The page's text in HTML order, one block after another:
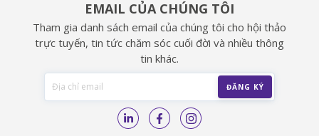
EMAIL CỦA CHÚNG TÔI
Tham gia danh sách email của chúng tôi cho hội thảo
trực tuyến, tin tức chăm sóc cuối đời và nhiều thông
tin khác.